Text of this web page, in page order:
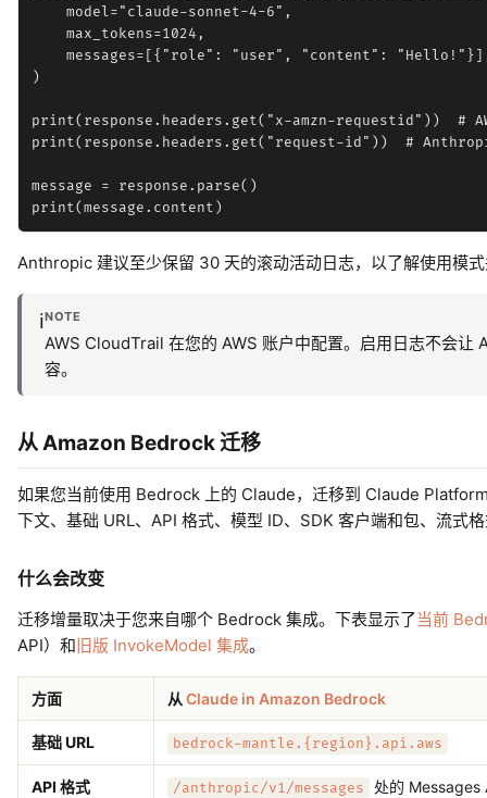
    model="claude-sonnet-4-6",
    max_tokens=1024,
messages=[{"role": "user", "content":
)
print(response.headers.get("x-amzn-requestid"))  #
print(response.headers.get("request-id"))  #
message = response.parse()
Anthropic 建议至少保留 30 天的滚动活动日志，以了解使用模
ℹ️NOTE
AWS CloudTrail 在您的 AWS 账户中配置。启用日志不会
容。
从 Amazon Bedrock 迁移
如果您当前使用 Bedrock 上的 Claude，迁移到 Claude
下文、基础 URL、API 格式、模型 ID、SDK 客户端和包、流式
什么会改变
迁移增量取决于您来自哪个 Bedrock 集成。下表显示了 当前
API）和旧版 InvokeModel 集成。
方面 从 Claude in Amazon Bedrock
基础 URL bedrock-mantle.{region}.api.aws
API 格式 /anthropic/v1/messages 处的 Messages